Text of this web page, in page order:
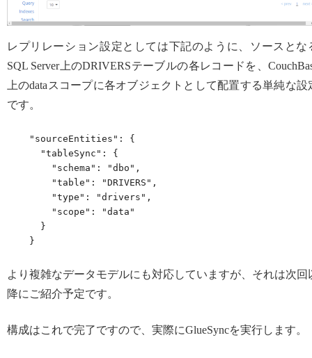
レプリレーション設定としては下記のように、ソースとな
SQL Server上のDRIVERSテーブルの各レコードを、
上のdataスコープに各オブジェクトとして配置する単純な設
です。
    }
より複雑なデータモデルにも対応していますが、それは次回
降にご紹介予定です。
構成はこれで完了ですので、実際にGlueSyncを実行します。